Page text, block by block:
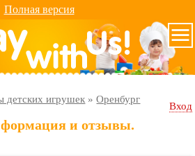
Полная версия
детских игрушек »Оренбург
Вход
и отзывы.